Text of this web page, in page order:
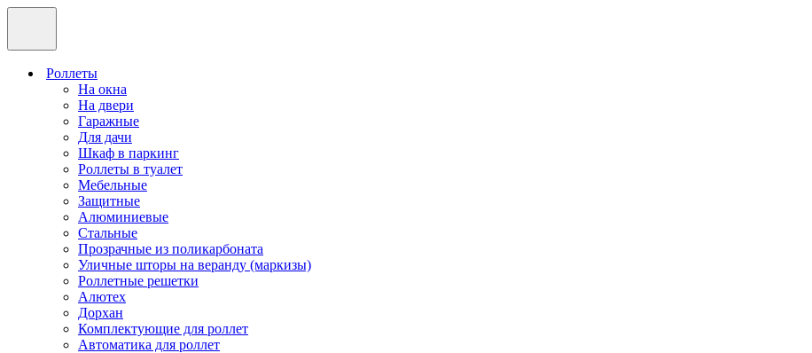
Роллеты
На окна
На двери
Гаражные
Для дачи
Шкаф в паркинг
Роллеты в туалет
Мебельные
Защитные
Алюминиевые
Стальные
Прозрачные из поликарбоната
Уличные шторы на веранду (маркизы)
Роллетные решетки
Алютех
Дорхан
Комплектующие для роллет
Автоматика для роллет